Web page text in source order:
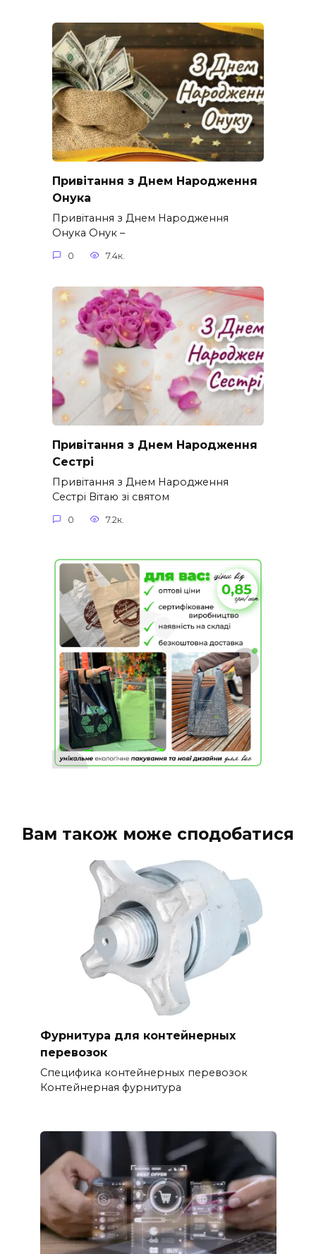
Привітання з Днем Народження
Онука
Привітання з Днем Народження
Онука Онук –
0 7.4к.
Привітання з Днем Народження
Сестрі
Привітання з Днем Народження
Сестрі Вітаю зі святом
0 7.2к.
Вам також може сподобатися
Фурнитура для контейнерных
перевозок
Специфика контейнерных перевозок
Контейнерная фурнитура